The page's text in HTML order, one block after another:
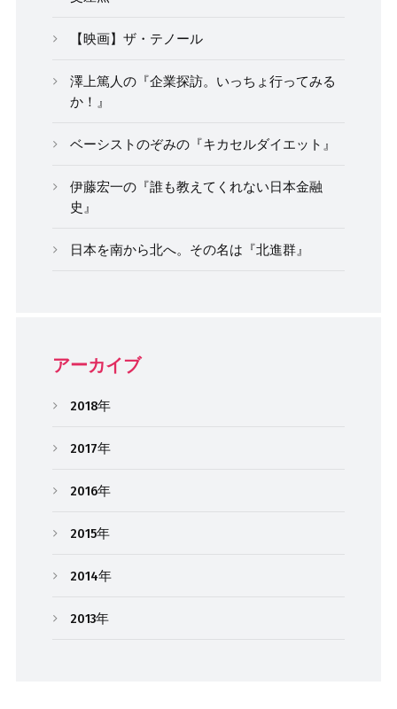
【映画】ザ・テノール
澤上篤人の『企業探訪。いっちょ行ってみる
か！』
ベーシストのぞみの『キカセルダイエット』
伊藤宏一の『誰も教えてくれない日本金融
史』
日本を南から北へ。その名は『北進群』
アーカイブ
2018年
2017年
2016年
2015年
2014年
2013年